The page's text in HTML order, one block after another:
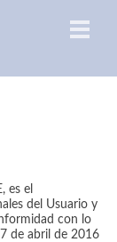
es el
del Usuario y
con lo
de abril de 2016